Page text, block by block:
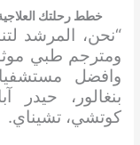
خطط رحلتك
“نحن، المرشد
ومترجم طبي
وافضل
بنغالور، حيدر
كوتشي، تشيناي.